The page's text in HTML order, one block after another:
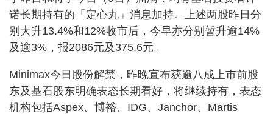
诺长期持有的「定心丸」消息加持。上述两股昨日分
别大升13.4%和12%收市后，今早亦分别暂升逾14%
及逾3%，报2086元及375.6元。
Minimax今日股份解禁，昨晚宣布获逾八成上市前股
东及基石股东明确表态长期看好，将继续持有，表态
机构包括Aspex、博裕、IDG、Janchor、Martis